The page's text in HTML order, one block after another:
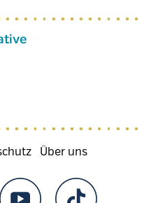
Über uns